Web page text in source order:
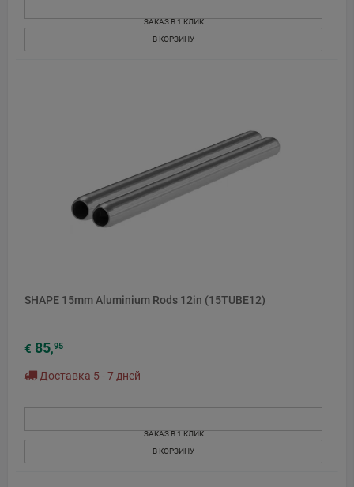
ЗАКАЗ В 1 КЛИК
В КОРЗИНУ
SHAPE 15mm Aluminium Rods 12in (15TUBE12)
€ 85,95
Доставка 5 - 7 дней
ЗАКАЗ В 1 КЛИК
В КОРЗИНУ